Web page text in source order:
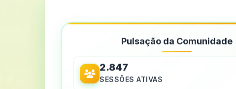
Pulsação da Comunidade
2.847
SESSÕES ATIVAS